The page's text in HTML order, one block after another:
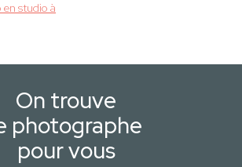
studio à
On trouve
photographe
pour vous